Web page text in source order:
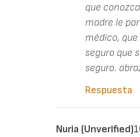
que
madre le
médico,
seguro que
seguro.
Respuesta
Nuria (unverified)